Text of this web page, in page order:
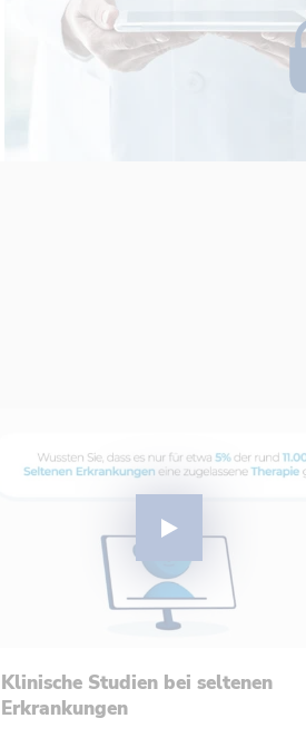
Klinische Studien bei seltenen
Erkrankungen